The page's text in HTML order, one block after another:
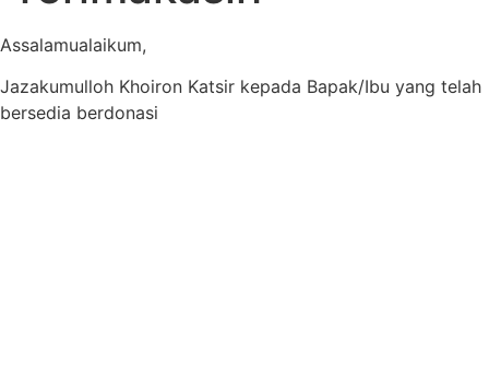
Assalamualaikum,
Jazakumulloh Khoiron Katsir kepada Bapak/Ibu yang telah
bersedia berdonasi